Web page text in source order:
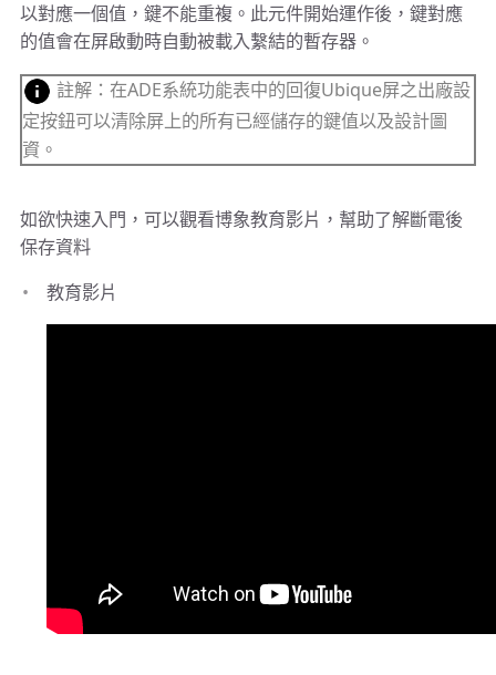
以對應一個值，鍵不能重複。此元件開始運作後，鍵對應
的值會在屏啟動時自動被載入繫結的暫存器。
註解：在ADE系統功能表中的回復Ubique屏之出廠設
定按鈕可以清除屏上的所有已經儲存的鍵值以及設計圖
資。
如欲快速入門，可以觀看博象教育影片，幫助了解斷電後
保存資料
教育影片